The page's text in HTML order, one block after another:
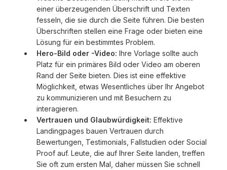
einer überzeugenden Überschrift und Texten
fesseln, die sie durch die Seite führen. Die besten
Überschriften stellen eine Frage oder bieten eine
Lösung für ein bestimmtes Problem.
Hero-Bild oder -Video: Ihre Vorlage sollte auch
Platz für ein primäres Bild oder Video am oberen
Rand der Seite bieten. Dies ist eine effektive
Möglichkeit, etwas Wesentliches über Ihr Angebot
zu kommunizieren und mit Besuchern zu
interagieren.
Vertrauen und Glaubwürdigkeit: Effektive
Landingpages bauen Vertrauen durch
Bewertungen, Testimonials, Fallstudien oder Social
Proof auf. Leute, die auf Ihrer Seite landen, treffen
Sie oft zum ersten Mal, daher müssen Sie schnell